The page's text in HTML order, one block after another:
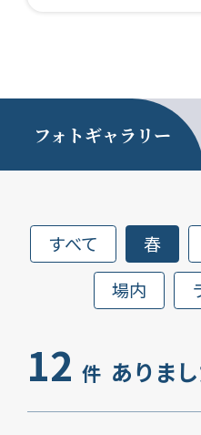
フォトギャラリー
すべて 春
場内
12 件 ありま